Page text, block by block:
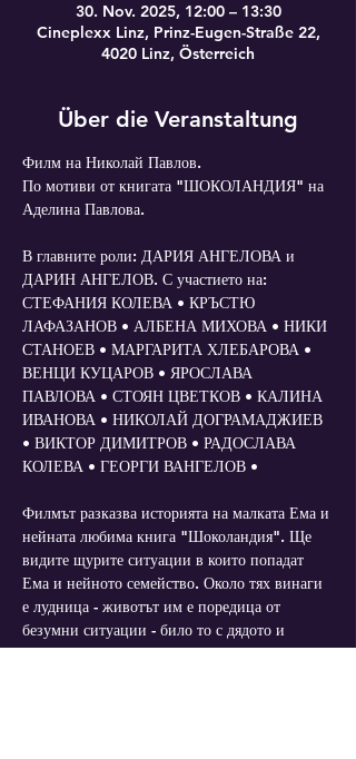
30. Nov. 2025, 12:00 – 13:30
Cineplexx Linz, Prinz-Eugen-Straße 22,
4020 Linz, Österreich
Über die Veranstaltung
Филм на Николай Павлов.
По мотиви от книгата "ШОКОЛАНДИЯ" на
Аделина Павлова.
В главните роли: ДАРИЯ АНГЕЛОВА и
ДАРИН АНГЕЛОВ. С участието на:
СТЕФАНИЯ КОЛЕВА • КРЪСТЮ
ЛАФАЗАНОВ • АЛБЕНА МИХОВА • НИКИ
СТАНОЕВ • МАРГАРИТА ХЛЕБАРОВА •
ВЕНЦИ КУЦАРОВ • ЯРОСЛАВА
ПАВЛОВА • СТОЯН ЦВЕТКОВ • КАЛИНА
ИВАНОВА • НИКОЛАЙ ДОГРАМАДЖИЕВ
• ВИКТОР ДИМИТРОВ • РАДОСЛАВА
КОЛЕВА • ГЕОРГИ ВАНГЕЛОВ •
Филмът разказва историята на малката Ема и
нейната любима книга "Шоколандия". Ще
видите щурите ситуации в които попадат
Ема и нейното семейство. Около тях винаги
е лудница - животът им е поредица от
безумни ситуации - било то с дядото и
истинския слон в зоопарка или братовчеда в